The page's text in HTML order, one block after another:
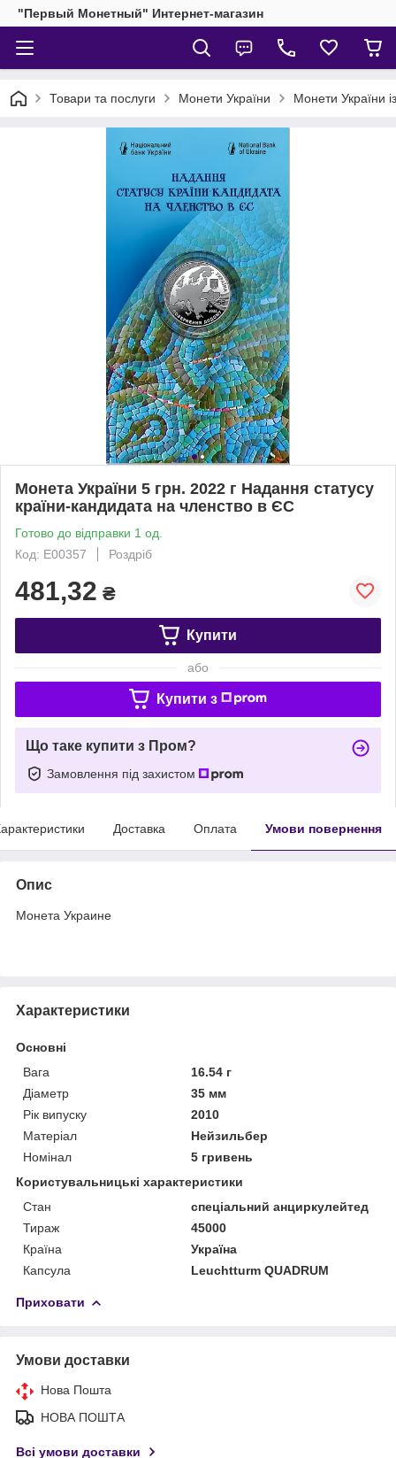
"Первый Монетный" Интернет-магазин
Товари та послуги Монети України Монети України
Монета України 5 грн. 2022 г Надання статусу
країни-кандидата на членство в ЄС
Готово до відправки 1 од.
Код: Е00357
Роздріб
481,32 ₴
Купити
або
Купити з
Що таке купити з Пром?
Замовлення під захистом
Доставка Оплата Умови повернення
Опис
Монета Украине
Характеристики
Основні
Вага
16.54 г
Діаметр
35 мм
Рік випуску
2010
Матеріал
Нейзильбер
Номінал
5 гривень
Користувальницькі характеристики
Стан
спеціальний анциркулейтед
Тираж
45000
Країна
Україна
Капсула
Leuchtturm QUADRUM
Приховати
Умови доставки
Нова Пошта
НОВА ПОШТА
Всі умови доставки